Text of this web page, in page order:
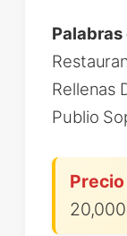
Rellenas
Publio